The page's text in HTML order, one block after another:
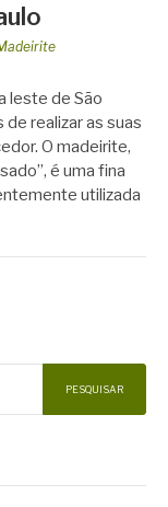
leste de São
realizar as suas
O madeirite,
é uma fina
utilizada
PESQUISAR